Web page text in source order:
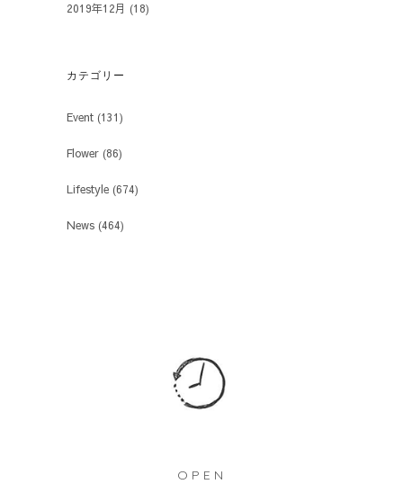
2019年12月 (18)
カテゴリー
Event (131)
Flower (86)
Lifestyle (674)
News (464)
OPEN